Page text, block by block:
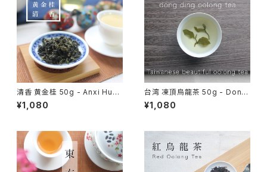
清香 黄金桂 50g - Anxi Huan
g Jin Gui - 中国茶 烏龍茶 福
建省安渓産
¥1,080
台湾 凍頂烏龍茶 50g - Dong
Ding Oolong Tea - 烏龍茶
台湾茶
¥1,080